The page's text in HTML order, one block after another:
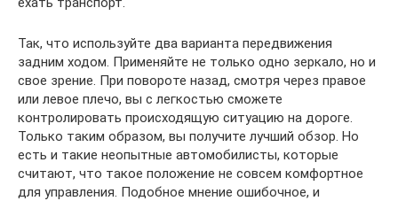
Так, что используйте два варианта передвижения
задним ходом. Применяйте не только одно зеркало, но и
свое зрение. При повороте назад, смотря через правое
или левое плечо, вы с легкостью сможете
контролировать происходящую ситуацию на дороге.
Только таким образом, вы получите лучший обзор. Но
есть и такие неопытные автомобилисты, которые
считают, что такое положение не совсем комфортное
для управления. Подобное мнение ошибочное, и